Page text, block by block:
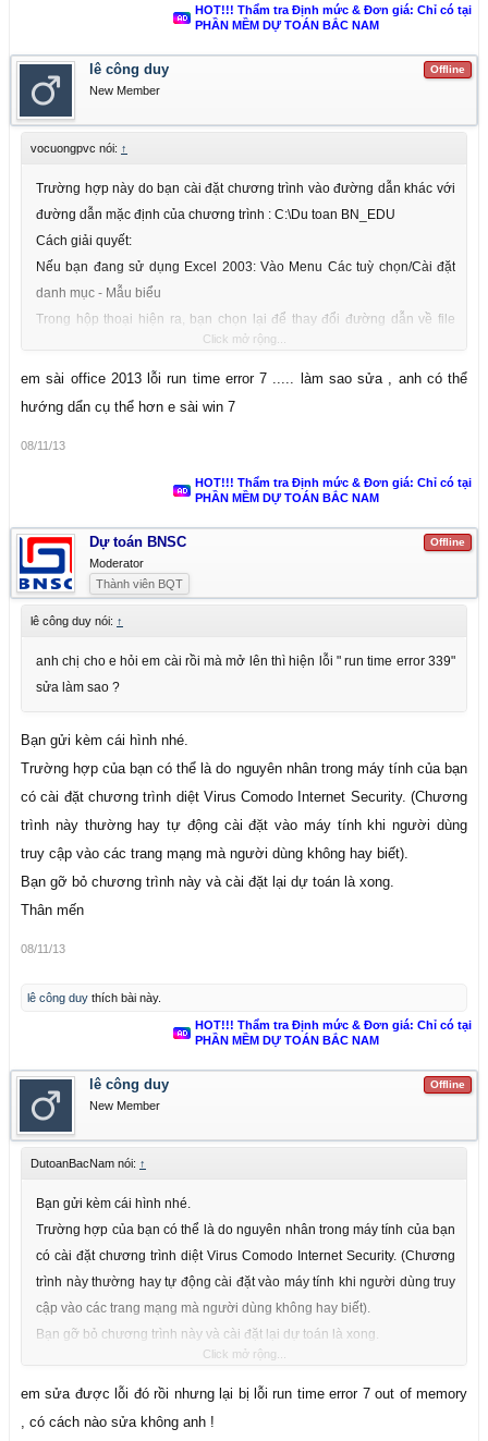
HOT!!! Thẩm tra Định mức & Đơn giá: Chỉ có tại
PHẦN MỀM DỰ TOÁN BẮC NAM
Offline
lê công duy
New Member
vocuongpvc nói: ↑
Trường hợp này do bạn cài đặt chương trình vào đường dẫn khác với
đường dẫn mặc định của chương trình : C:\Du toan BN_EDU
Cách giải quyết:
Nếu bạn đang sử dụng Excel 2003: Vào Menu Các tuỳ chọn/Cài đặt
danh mục - Mẫu biểu
Trong hộp thoại hiện ra, bạn chọn lại để thay đổi đường dẫn về file
File Template của chương trình sẽ mặc định tại đường dẫn bạn cài đặt.
File Template gồm 3 file tương ứng với 03 chuẫn font hệ thống
DUTOAN_TCVN.xlt (TCVN3)
Nếu Excel 2007 trở lênh: Bạn chọn vào mục các tuỳ chọn, chọn mục
cài đặt danh mục, mẫu biểu và làm thao tác tương tự như trên.
Chúc bạn thành công
Máy em cũng bị tuong tự như vậy. em đang dùng Excel 2007 nhưng
Click mở rộng...
em sài office 2013 lỗi run time error 7 ..... làm sao sửa , anh có thể
hướng dẩn cụ thể hơn e sài win 7
08/11/13
HOT!!! Thẩm tra Định mức & Đơn giá: Chỉ có tại
PHẦN MỀM DỰ TOÁN BẮC NAM
Offline
Dự toán BNSC
Moderator
Thành viên BQT
lê công duy nói: ↑
anh chị cho e hỏi em cài rồi mà mở lên thì hiện lỗi " run time error 339"
sửa làm sao ?
Bạn gửi kèm cái hình nhé.
Trường hợp của bạn có thể là do nguyên nhân trong máy tính của bạn
có cài đặt chương trình diệt Virus Comodo Internet Security. (Chương
trình này thường hay tự động cài đặt vào máy tính khi người dùng
truy cập vào các trang mạng mà người dùng không hay biết).
Bạn gỡ bỏ chương trình này và cài đặt lại dự toán là xong.
Thân mến
08/11/13
lê công duy thích bài này.
HOT!!! Thẩm tra Định mức & Đơn giá: Chỉ có tại
PHẦN MỀM DỰ TOÁN BẮC NAM
Offline
lê công duy
New Member
DutoanBacNam nói: ↑
Bạn gửi kèm cái hình nhé.
Trường hợp của bạn có thể là do nguyên nhân trong máy tính của bạn
có cài đặt chương trình diệt Virus Comodo Internet Security. (Chương
trình này thường hay tự động cài đặt vào máy tính khi người dùng truy
cập vào các trang mạng mà người dùng không hay biết).
Bạn gỡ bỏ chương trình này và cài đặt lại dự toán là xong.
Click mở rộng...
em sửa được lỗi đó rồi nhưng lại bị lỗi run time error 7 out of memory
, có cách nào sửa không anh !